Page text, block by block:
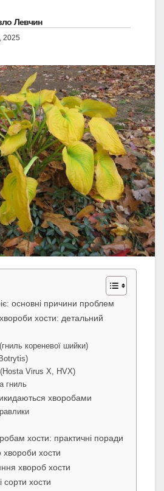
Левчин
2025
основні причини проблем
хости: детальний
кореневої шийки)
(Hosta Virus X, HVX)
гниль
хворобами
хости: практичні поради
хвороби хости
хвороб хости
сорти хости